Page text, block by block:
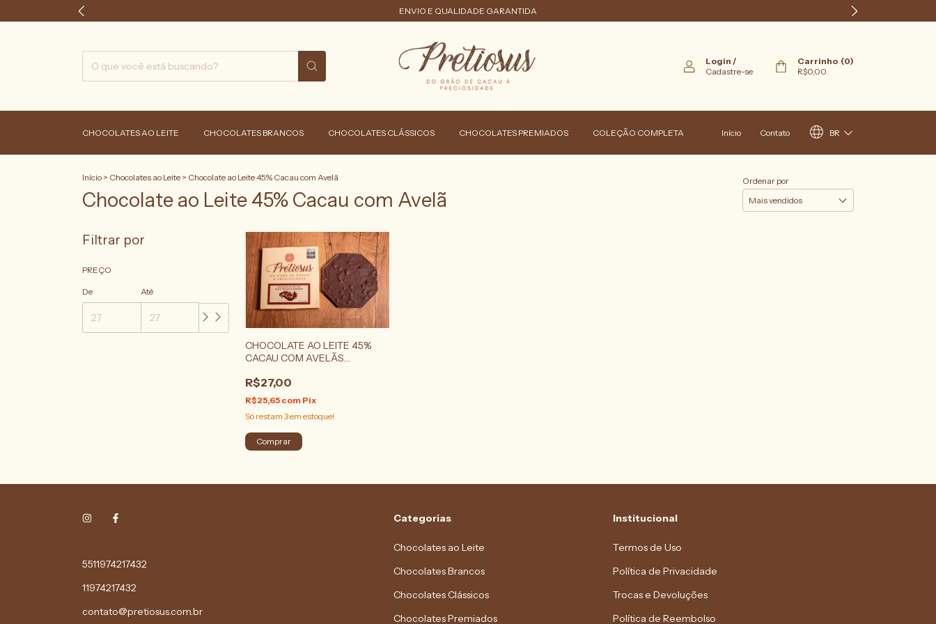
ENVIO E QUALIDADE GARANTIDA
Login /
Cadastre-se
Carrinho (0)
R$0,00
CHOCOLATES AO LEITE CHOCOLATES BRANCOS CHOCOLATES CLÁSSICOS CHOCOLATES PREMIADOS COLEÇÃO COMPLETA Início Contato BR
Início > Chocolates ao Leite > Chocolate ao Leite 45% Cacau com Avelã
Chocolate ao Leite 45% Cacau com Avelã
Ordenar por
Filtrar por
PREÇO
De Até
CHOCOLATE AO LEITE 45%
CACAU COM AVELÃS
R$27,00
R$25,65 com Pix
Só restam3em estoque!
5511974217432
11974217432
contato@pretiosus.com.br
Categorias
Chocolates ao Leite
Chocolates Brancos
Chocolates Clássicos
Chocolates Premiados
Institucional
Termos de Uso
Política de Privacidade
Trocas e Devoluções
Política de Reembolso